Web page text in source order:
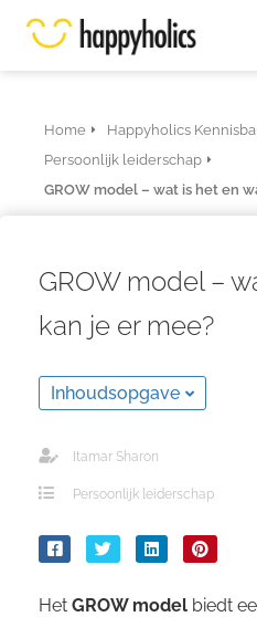
Home
Happyholics
Persoonlijk leiderschap
GROW model – wat is het en
GROW model –
kan je er mee?
Inhoudsopgave
Itamar Sharon
Persoonlijk leiderschap
Het GROW model biedt